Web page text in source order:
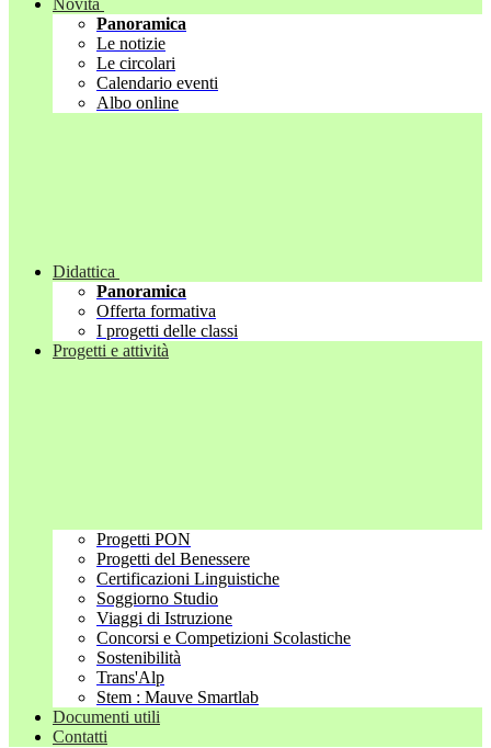
Novità
Panoramica
Le notizie
Le circolari
Calendario eventi
Albo online
Didattica
Panoramica
Offerta formativa
I progetti delle classi
Progetti e attività
Progetti PON
Progetti del Benessere
Certificazioni Linguistiche
Soggiorno Studio
Viaggi di Istruzione
Concorsi e Competizioni Scolastiche
Sostenibilità
Trans'Alp
Stem : Mauve Smartlab
Documenti utili
Contatti